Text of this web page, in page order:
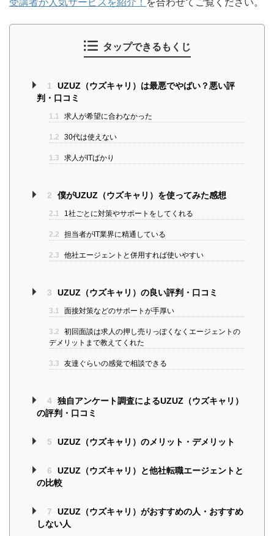
タップできるもくじ
1
UZUZ（ウズキャリ）は最悪でやばい？悪い評
判・口コミ
1.1 求人が希望に合わなかった
1.2 30代は使えない
1.3 求人がITばかり
2 僕がUZUZ（ウズキャリ）を使ってみた感想
2.1 1社ごとに対策やサポートをしてくれる
2.2 担当者がIT業界に精通している
2.3 他社エージェントと併用すれば使いやすい
3 UZUZ（ウズキャリ）の良い評判・口コミ
3.1 面接対策などのサポートが手厚い
3.2
初回面談は求人の押し売りっぽくなくエージェントの
デメリットまで教えてくれた
3.3 友達ぐらいの感覚で相談できる
4
独自アンケート調査によるUZUZ（ウズキャリ）
の評判・口コミ
5 UZUZ（ウズキャリ）のメリット・デメリット
6
UZUZ（ウズキャリ）と他社転職エージェントと
の比較
7
UZUZ（ウズキャリ）がおすすめの人・おすすめ
しない人